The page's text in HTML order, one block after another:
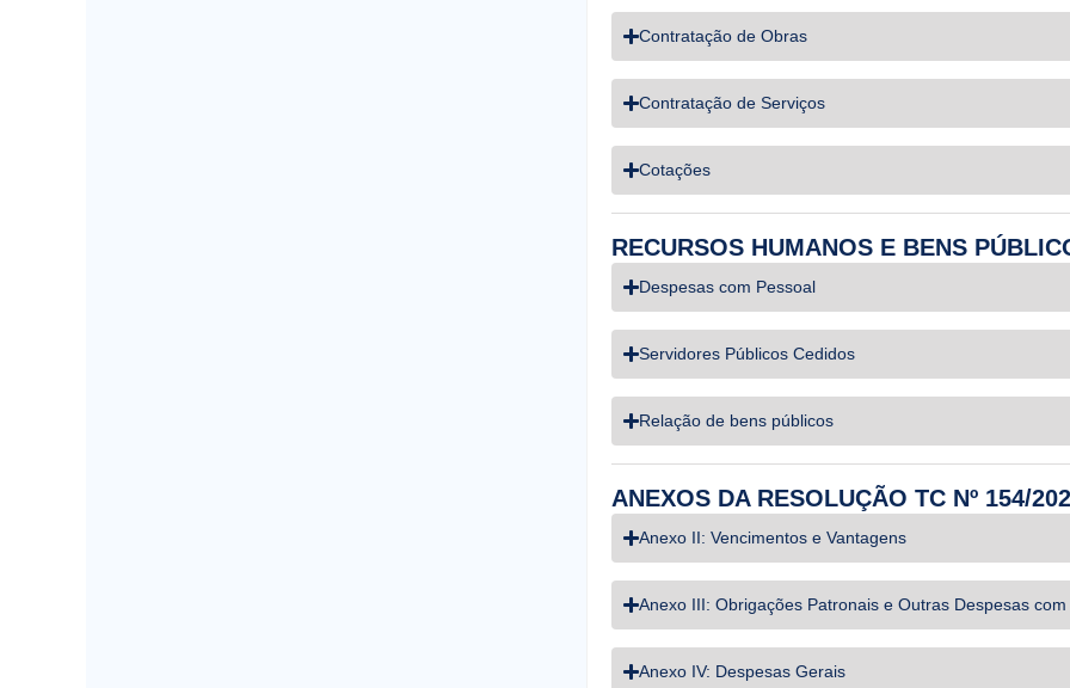
Contratação de Obras
Contratação de Serviços
Cotações
RECURSOS HUMANOS E BENS
Despesas com Pessoal
Servidores Públicos Cedidos
Relação de bens públicos
ANEXOS DA RESOLUÇÃO TC Nº 154/
Anexo II: Vencimentos e Vantagens
Anexo III: Obrigações Patronais e Outras Despesas
Anexo IV: Despesas Gerais